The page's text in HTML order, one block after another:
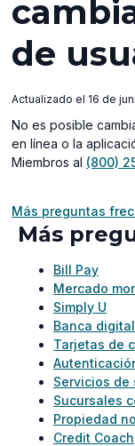
de
Actualizado el 16 de
No es posible
en línea o la
Miembros al (800)
Más preguntas
Más
Bill Pay
Mercado
Simply U
Banca digital
Tarjetas de
Servicios de
Sucursales
Propiedad
Credit Coach